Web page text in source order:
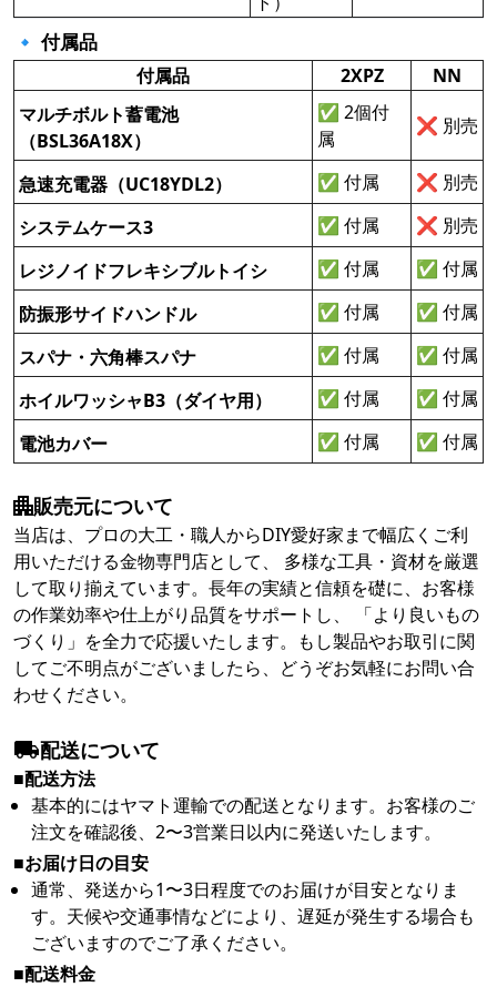
🔹 付属品
付属品 2XPZ
NN
マルチボルト蓄電池
（BSL36A18X）
✅ 2個付
属
❌ 別売
急速充電器（UC18YDL2） ✅ 付属
❌ 別売
システムケース3
✅ 付属
❌ 別売
レジノイドフレキシブルトイシ
✅ 付属
✅ 付属
防振形サイドハンドル
✅ 付属
✅ 付属
スパナ・六角棒スパナ
✅ 付属
✅ 付属
ホイルワッシャB3（ダイヤ用）
✅ 付属
✅ 付属
電池カバー
✅ 付属 ✅ 付属
販売元について
当店は、プロの大工・職人からDIY愛好家まで幅広くご利
用いただける金物専門店として、 多様な工具・資材を厳選
して取り揃えています。長年の実績と信頼を礎に、お客様
の作業効率や仕上がり品質をサポートし、 「より良いもの
づくり」を全力で応援いたします。もし製品やお取引に関
してご不明点がございましたら、どうぞお気軽にお問い合
わせください。
配送について
■配送方法
基本的にはヤマト運輸での配送となります。お客様のご
注文を確認後、2〜3営業日以内に発送いたします。
■お届け日の目安
通常、発送から1〜3日程度でのお届けが目安となりま
す。天候や交通事情などにより、遅延が発生する場合も
ございますのでご了承ください。
■配送料金